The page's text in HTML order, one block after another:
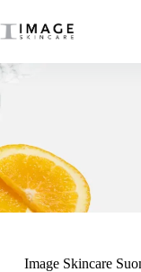
Image Skincare